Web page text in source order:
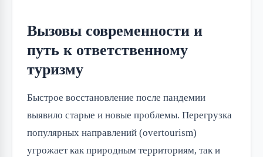
Вызовы современности и
путь к ответственному
туризму
Быстрое восстановление после пандемии
выявило старые и новые проблемы. Перегрузка
популярных направлений (overtourism)
угрожает как природным территориям, так и